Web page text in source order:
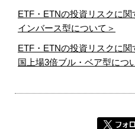
ETF・ETNの投資リスクに関
インバース型について＞
ETF・ETNの投資リスクに
国上場3倍ブル・ベア型につ